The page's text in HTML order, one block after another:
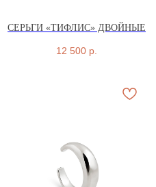
СЕРЬГИ «ТИФЛИС» ДВОЙНЫЕ
12 500 р.